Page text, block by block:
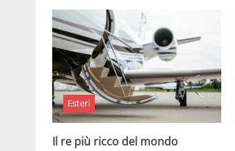
Esteri
Il re più ricco del mondo